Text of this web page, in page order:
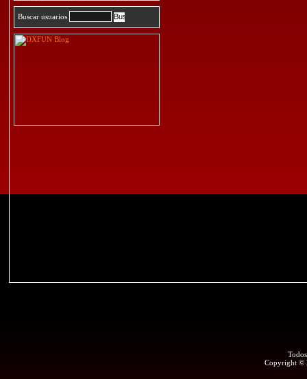
Buscar usuarios
Copyright ©